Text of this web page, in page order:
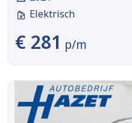
Elektrisch
€ 281 p/m